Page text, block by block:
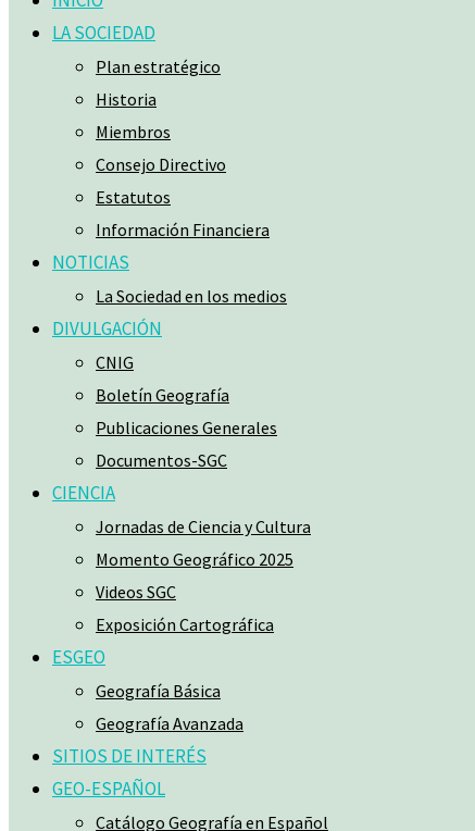
LA SOCIEDAD
Plan estratégico
Historia
Miembros
Consejo Directivo
Estatutos
Información Financiera
NOTICIAS
La Sociedad en los medios
DIVULGACIÓN
CNIG
Boletín Geografía
Publicaciones Generales
Documentos-SGC
CIENCIA
Jornadas de Ciencia y Cultura
Momento Geográfico 2025
Videos SGC
Exposición Cartográfica
ESGEO
Geografía Básica
Geografía Avanzada
SITIOS DE INTERÉS
GEO-ESPAÑOL
Catálogo Geografía en Español